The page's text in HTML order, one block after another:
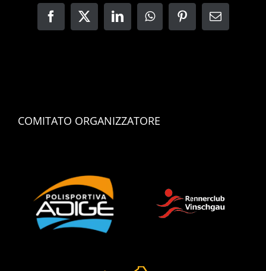
Facebook
X LinkedInWhatsAppPinterestEmail
COMITATO ORGANIZZATORE